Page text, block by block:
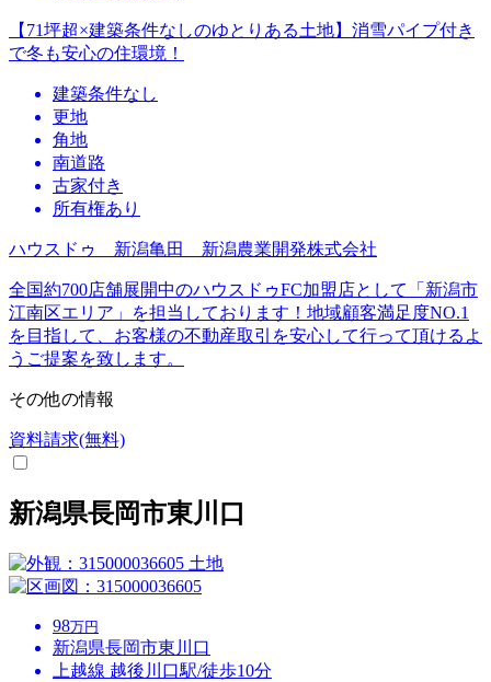
【71坪超×建築条件なしのゆとりある土地】消雪パイプ付き
で冬も安心の住環境！
建築条件なし
更地
角地
南道路
古家付き
所有権あり
ハウスドゥ 新潟亀田 新潟農業開発株式会社
全国約700店舗展開中のハウスドゥFC加盟店として「新潟市
江南区エリア」を担当しております！地域顧客満足度NO.1
を目指して、お客様の不動産取引を安心して行って頂けるよ
うご提案を致します。
その他の情報
資料請求(無料)
新潟県長岡市東川口
土地
98万円
新潟県長岡市東川口
上越線 越後川口駅/徒歩10分